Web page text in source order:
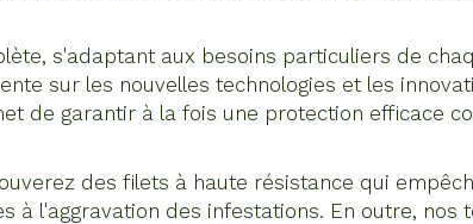
s'adaptant aux besoins particuliers de
sur les nouvelles technologies et les
de garantir à la fois une protection efficace
des filets à haute résistance qui
à l'aggravation des infestations. En outre, nos